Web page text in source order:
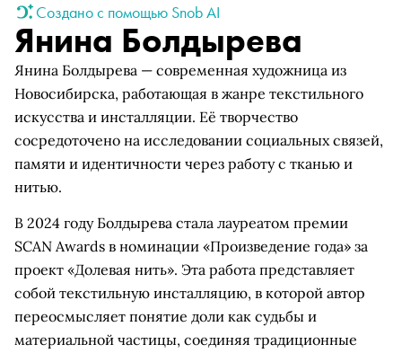
Создано с помощью Snob AI
Янина Болдырева
Янина Болдырева — современная художница из
Новосибирска, работающая в жанре текстильного
искусства и инсталляции. Её творчество
сосредоточено на исследовании социальных связей,
памяти и идентичности через работу с тканью и
нитью.
В 2024 году Болдырева стала лауреатом премии
SCAN Awards в номинации «Произведение года» за
проект «Долевая нить». Эта работа представляет
собой текстильную инсталляцию, в которой автор
переосмысляет понятие доли как судьбы и
материальной частицы, соединяя традиционные